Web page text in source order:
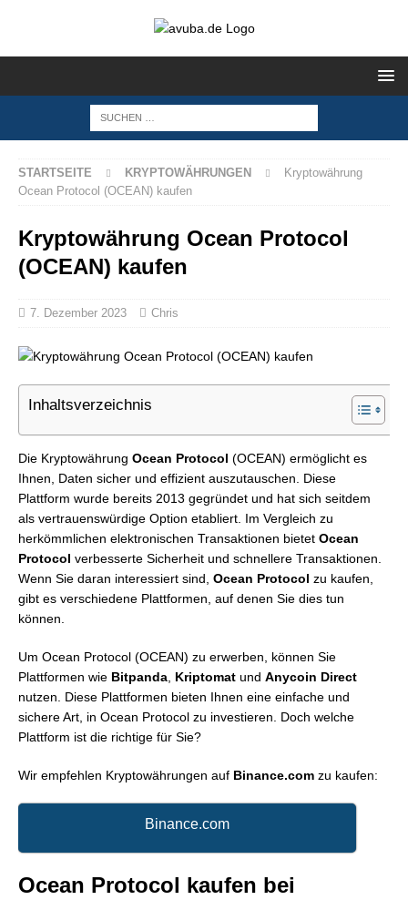
STARTSEITE KRYPTOWÄHRUNGEN
Kryptowährung
Ocean Protocol (OCEAN) kaufen
Kryptowährung Ocean Protocol
(OCEAN) kaufen
7. Dezember 2023 Chris
Inhaltsverzeichnis
Die Kryptowährung Ocean Protocol (OCEAN) ermöglicht es
Ihnen, Daten sicher und effizient auszutauschen. Diese
Plattform wurde bereits 2013 gegründet und hat sich seitdem
als vertrauenswürdige Option etabliert. Im Vergleich zu
herkömmlichen elektronischen Transaktionen bietet Ocean
Protocol verbesserte Sicherheit und schnellere Transaktionen.
Wenn Sie daran interessiert sind, Ocean Protocol zu kaufen,
gibt es verschiedene Plattformen, auf denen Sie dies tun
können.
Um Ocean Protocol (OCEAN) zu erwerben, können Sie
Plattformen wie Bitpanda Kriptomat und Anycoin Direct
nutzen. Diese Plattformen bieten Ihnen eine einfache und
sichere Art, in Ocean Protocol zu investieren. Doch welche
Plattform ist die richtige für Sie?
Wir empfehlen Kryptowährungen auf Binance.com zu kaufen:
Binance.com
Ocean Protocol kaufen bei